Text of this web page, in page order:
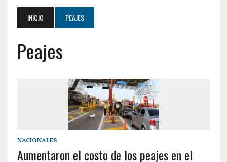
INICIO PEAJES
Peajes
NACIONALES
Aumentaron el costo de los peajes en el